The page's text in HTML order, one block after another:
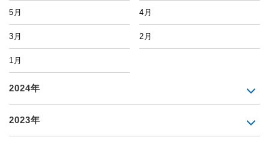
5月 4月
3月 2月
1月
2024年
2023年